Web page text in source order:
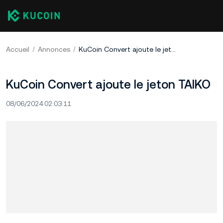
Accueil Annonces KuCoin Convert ajoute le jeton TAIKO
KuCoin Convert ajoute le jeton TAIKO
08/06/2024 02:03:11